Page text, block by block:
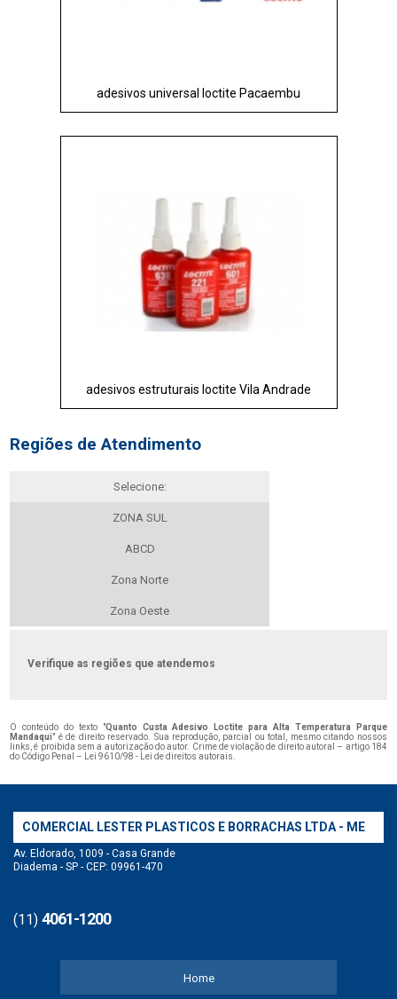
adesivos universal loctite Pacaembu
adesivos estruturais loctite Vila Andrade
Regiões de Atendimento
Selecione:
ZONA SUL
ABCD
Zona Norte
Zona Oeste
Verifique as regiões que atendemos
O conteúdo do texto "Quanto Custa Adesivo Loctite para Alta Temperatura Parque
Mandaqui" é de direito reservado. Sua reprodução, parcial ou total, mesmo citando nossos
links, é proibida sem a autorização do autor. Crime de violação de direito autoral – artigo 184
do Código Penal – Lei 9610/98 - Lei de direitos autorais.
COMERCIAL LESTER PLASTICOS E BORRACHAS LTDA - ME
Av. Eldorado, 1009 - Casa Grande
Diadema - SP - CEP: 09961-470
(11) 4061-1200
Home